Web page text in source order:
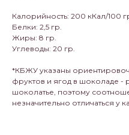
Калорийность: 200 кКал/100
Белки: 2,5 гр.
Жиры: 8 гр.
Углеводы: 20 гр.
*КБЖУ указаны
фруктов и ягод в шоколаде -
шоколатье, поэтому
незначительно отличаться у